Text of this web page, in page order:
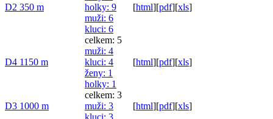
D2 350 m
holky: 9
muži: 6
kluci: 6
[html][pdf][xls]
D4 1150 m
celkem: 5
muži: 4
kluci: 4
ženy: 1
holky: 1
[html][pdf][xls]
D3 1000 m
celkem: 3
muži: 3
[html][pdf][xls]